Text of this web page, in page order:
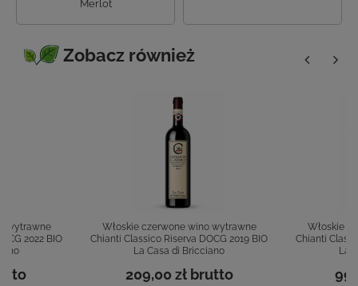
Merlot
Zobacz również
wytrawne
2022 BIO
Włoskie czerwone wino wytrawne
Chianti Classico Riserva DOCG 2019 BIO
La Casa di Bricciano
209,00 złbrutto
Włoskie
Chianti
La